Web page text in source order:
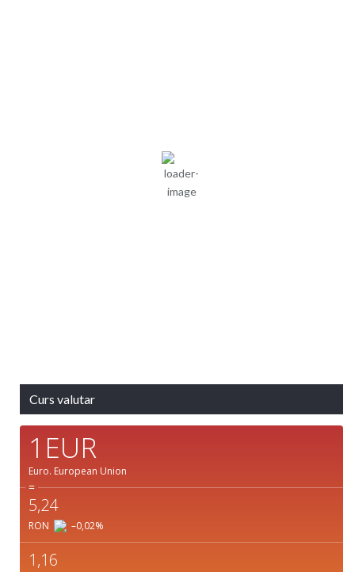
1018 mb
8 mph
Curs valutar
1EUR
Euro. European Union
=
5,24
RON –0,02%
1,16